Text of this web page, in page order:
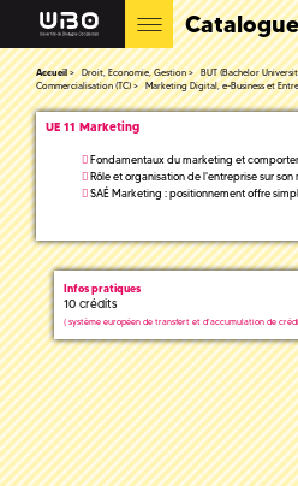
Accueil Droit, Economie, Gestion BUT (Bachelor
Commercialisation (TC)
Marketing Digital, e-Business et
UE 11 Marketing
Fondamentaux du marketing et
Rôle et organisation de l'entreprise sur son
SAÉ Marketing : positionnement offre
Infos pratiques
10 crédits
( système européen de transfert et d'accumulation de